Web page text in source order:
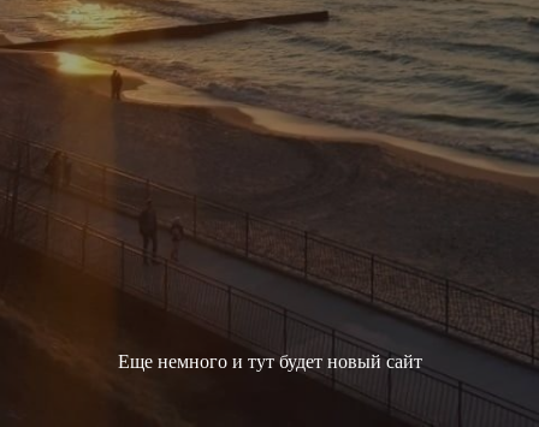
Еще немного и тут будет новый сайт